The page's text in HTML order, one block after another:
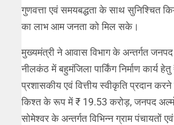
गुणवत्ता एवं समयबद्धता के साथ सुनिश्चित
का लाभ आम जनता को मिल सके।
मुख्यमंत्री ने आवास विभाग के अन्तर्गत
नीलकंठ में बहुमंजिला पार्किंग निर्माण कार्य
प्रशासकीय एवं वित्तीय स्वीकृति प्रदान
किश्त के रूप में ₹ 19.53 करोड़, जनपद
सोमेश्वर के अन्तर्गत विभिन्न ग्राम पंचायतों